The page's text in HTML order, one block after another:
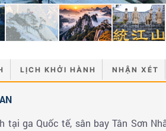
LỊCH KHỞI HÀNH NHẬN XÉT
tại ga Quốc tế, sân bay Tân Sơn